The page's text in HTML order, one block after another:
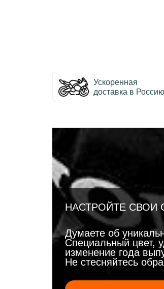
Ускоренная
доставка в Россию
НАСТРОЙТЕ СВОИ
Думаете об
Специальный цвет,
изменение года
Не стесняйтесь